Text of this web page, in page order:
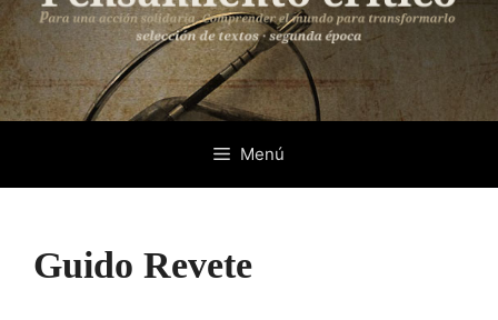
Menú
Guido Revete